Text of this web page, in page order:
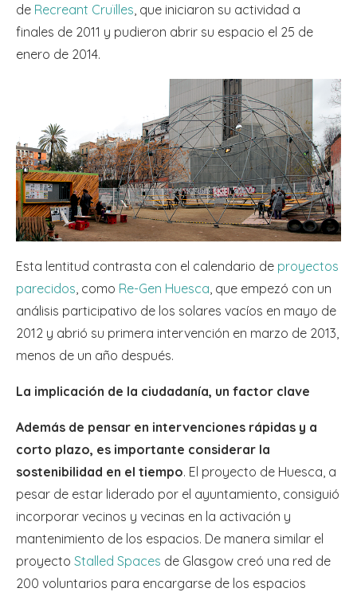
de Recreant Cruïlles , que iniciaron su actividad a
finales de 2011 y pudieron abrir su espacio el 25 de
enero de 2014.
Esta lentitud contrasta con el calendario de proyectos
parecidos , como Re-Gen Huesca , que empezó con un
análisis participativo de los solares vacíos en mayo de
2012 y abrió su primera intervención en marzo de 2013,
menos de un año después.
La implicación de la ciudadanía, un factor clave
Además de pensar en intervenciones rápidas y a
corto plazo, es importante considerar la
sostenibilidad en el tiempo. El proyecto de Huesca, a
pesar de estar liderado por el ayuntamiento, consiguió
incorporar vecinos y vecinas en la activación y
mantenimiento de los espacios. De manera similar el
proyecto Stalled Spaces de Glasgow creó una red de
200 voluntarios para encargarse de los espacios